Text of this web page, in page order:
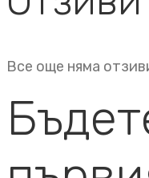
Все още няма